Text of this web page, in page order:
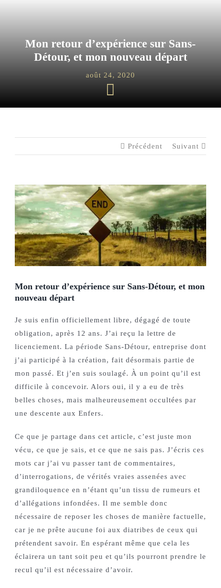
Mon retour d’expérience sur Sans-
Détour, et mon nouveau départ
août 24, 2020
Précédent Suivant
Voir
l'image
agrandie
Mon retour d’expérience sur Sans-Détour, et mon
nouveau départ
Je suis enfin officiellement libre, dégagé de toute
obligation, après 12 ans. J’ai reçu la lettre de
licenciement. La période Sans-Détour, entreprise dont
j’ai participé à la création, fait désormais partie de
mon passé. Et j’en suis soulagé. À un point qu’il est
difficile à concevoir. Alors oui, il y a eu de très
belles choses, mais malheureusement occultées par
une descente aux Enfers.
Ce que je partage dans cet article, c’est juste mon
vécu, ce que je sais, et ce que ne sais pas. J’écris ces
mots car j’ai vu passer tant de commentaires,
d’interrogations, de vérités vraies assenées avec
grandiloquence en n’étant qu’un tissu de rumeurs et
d’allégations infondées. Il me semble donc
nécessaire de reposer les choses de manière factuelle,
car je ne prête aucune foi aux diatribes de ceux qui
prétendent savoir. En espérant même que cela les
éclairera un tant soit peu et qu’ils pourront prendre le
recul qu’il est nécessaire d’avoir.